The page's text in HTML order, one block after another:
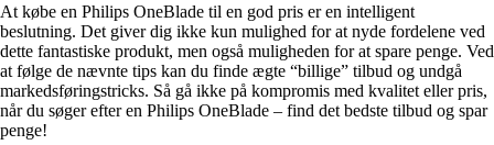
At købe en Philips OneBlade til en god pris er en intelligent
beslutning. Det giver dig ikke kun mulighed for at nyde fordelene ved
dette fantastiske produkt, men også muligheden for at spare penge. Ved
at følge de nævnte tips kan du finde ægte “billige” tilbud og undgå
markedsføringstricks. Så gå ikke på kompromis med kvalitet eller pris,
når du søger efter en Philips OneBlade – find det bedste tilbud og spar
penge!